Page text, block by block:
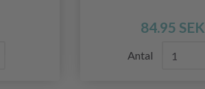
84.95 SEK
Antal